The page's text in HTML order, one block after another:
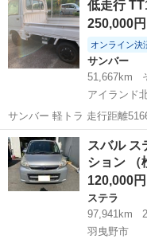
低走行
250,000円
オンライン決
サンバー
51,667km
アイランド
サンバー 軽トラ 走行距離
みあり 機関自体は好調です
合箇所他にありません。 現
渡しします NCNR
兵庫 神戸市 アイラ
スバル
ション （
120,000円
ステラ
97,941km
羽曳野市